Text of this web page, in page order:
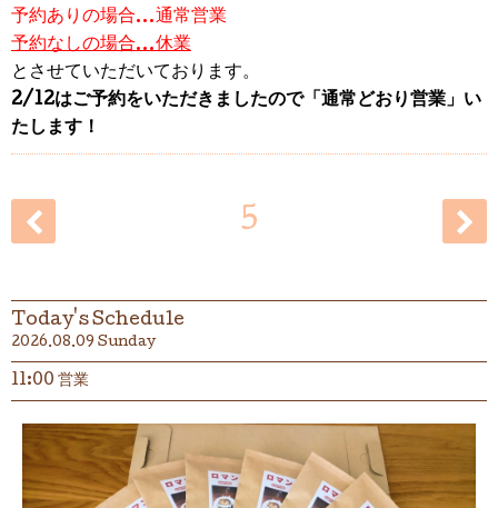
予約ありの場合…通常営業
予約なしの場合…休業
とさせていただいております。
2/12はご予約をいただきましたので「通常どおり営業」い
たします！
5
Today's Schedule
2026.08.09 Sunday
11:00 営業